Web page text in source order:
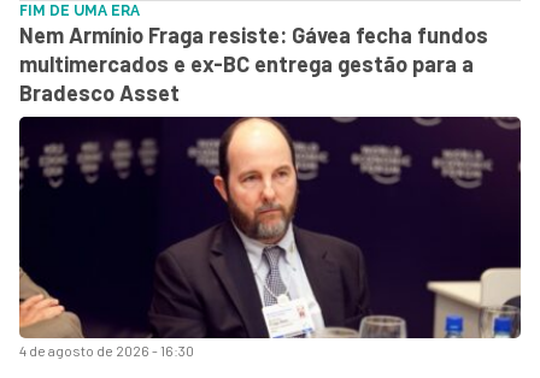
4 de agosto de 2026 - 16:30
FIM DE UMA ERA
Nem Armínio Fraga resiste: Gávea fecha fundos
multimercados e ex-BC entrega gestão para a
Bradesco Asset